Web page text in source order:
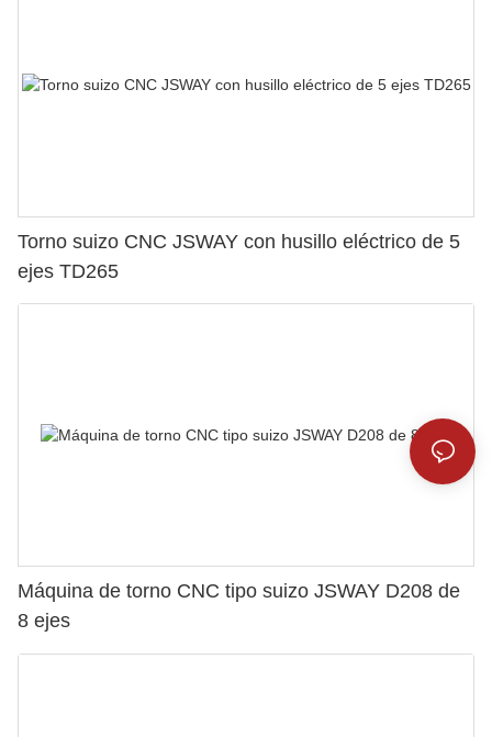
Torno suizo CNC JSWAY con husillo eléctrico de 5
ejes TD265
Máquina de torno CNC tipo suizo JSWAY D208 de
8 ejes